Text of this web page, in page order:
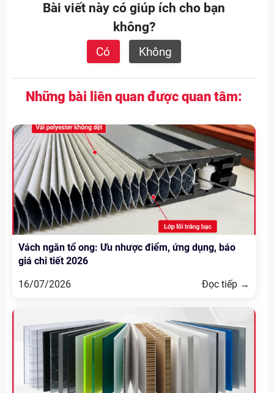
Bài viết này có giúp ích cho bạn
không?
Có Không
Những bài liên quan được quan tâm:
Vách ngăn tổ ong: Ưu nhược điểm, ứng dụng, báo
giá chi tiết 2026
16/07/2026
Đọc tiếp →